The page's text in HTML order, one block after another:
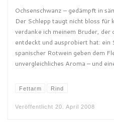
Ochsenschwanz – gedämpft in
Der Schlepp taugt nicht bloss für
verdanke ich meinem Bruder, der
entdeckt und ausprobiert hat: ein
spanischer Rotwein geben dem
unvergleichliches Aroma – und
Fettarm Rind
Veröffentlicht 20. April 2008